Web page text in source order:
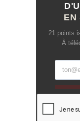
EN
21 points
À